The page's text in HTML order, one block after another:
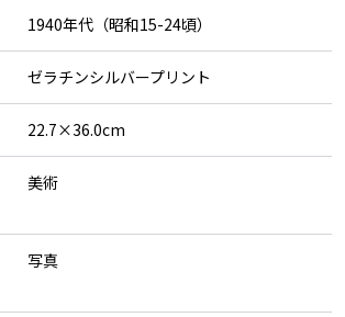
1940年代（昭和15-24頃）
ゼラチンシルバープリント
22.7×36.0cm
美術
写真